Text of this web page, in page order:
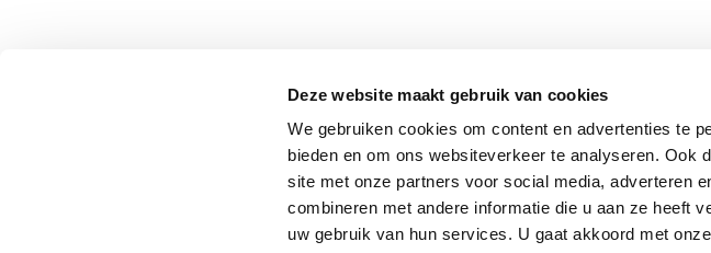
Deze website maakt gebruik van cookies
We gebruiken cookies om content en advertenties te
bieden en om ons websiteverkeer te analyseren. Ook
site met onze partners voor social media, adverteren
combineren met andere informatie die u aan ze heeft
uw gebruik van hun services. U gaat akkoord met